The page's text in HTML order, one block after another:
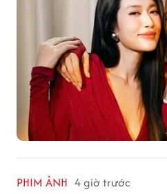
PHIM ẢNH 4 giờ trước